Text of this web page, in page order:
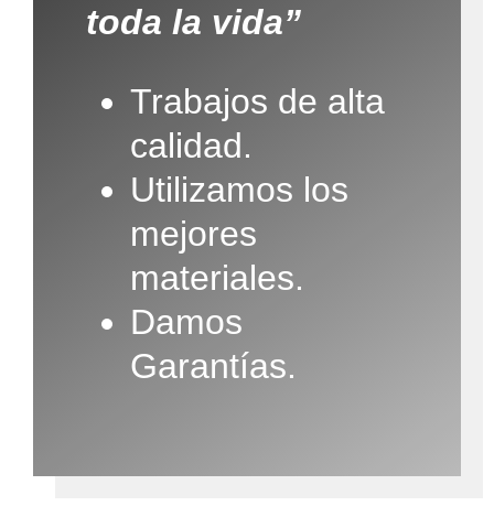
toda la vida”
Trabajos de alta
calidad.
Utilizamos los
mejores
materiales.
Damos
Garantías.